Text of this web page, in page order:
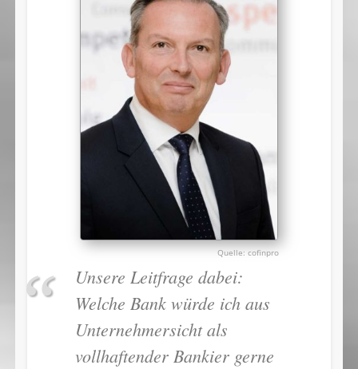
cofinpro
Unsere Leitfrage dabei:
Welche Bank würde ich aus
Unternehmersicht als
vollhaftender Bankier gerne